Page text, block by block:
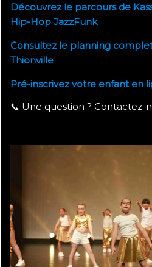
Découvrez le parcours de
Hip-Hop JazzFunk
Consultez le planning
Thionville
Pré-inscrivez votre enfant en
📞 Une question ? Contactez-